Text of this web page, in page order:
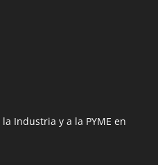
Industria y a la PYME en